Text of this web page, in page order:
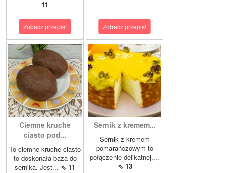
11
Zobacz przepis! Zobacz przepis!
Ciemne kruche
ciasto pod...
To ciemne kruche ciasto
to doskonała baza do
sernika. Jest... ⇖ 11
Sernik z kremem...
Sernik z kremem
pomarańczowym to
połączenie delikatnej,...
⇖ 13